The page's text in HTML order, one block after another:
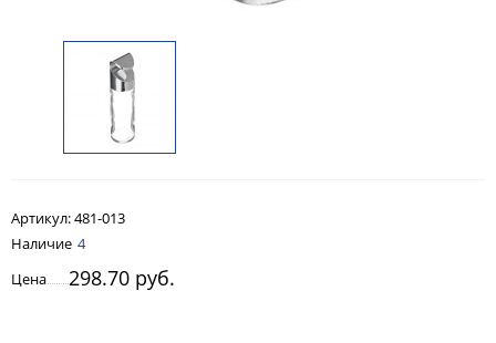
Артикул:481-013
Наличие 4
Цена
298.70 руб.